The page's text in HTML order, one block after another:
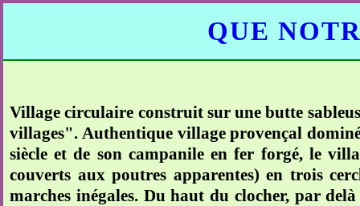
QUE
Village circulaire construit sur une butte
villages". Authentique village provençal
siècle et de son campanile en fer forgé, le
couverts aux poutres apparentes) en trois
marches inégales. Du haut du clocher, par